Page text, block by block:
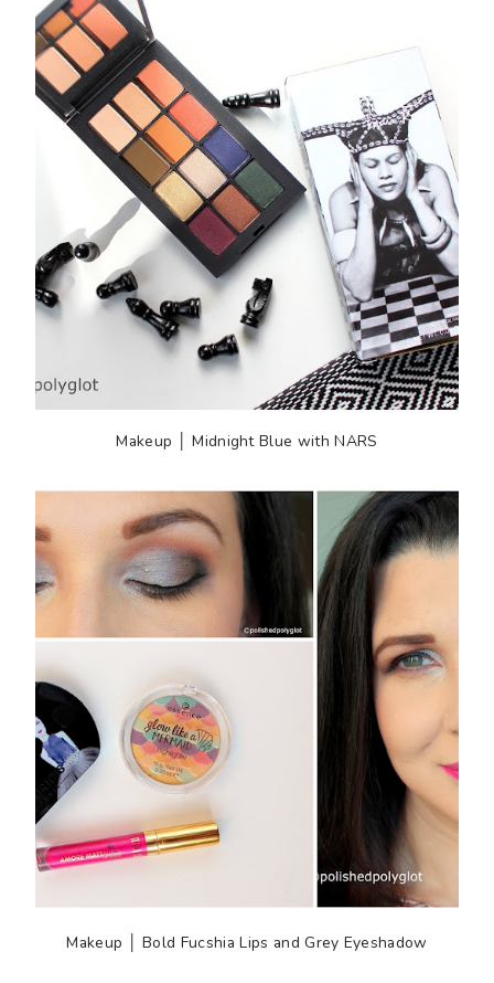
Makeup │ Midnight Blue with NARS
Makeup │ Bold Fucshia Lips and Grey Eyeshadow